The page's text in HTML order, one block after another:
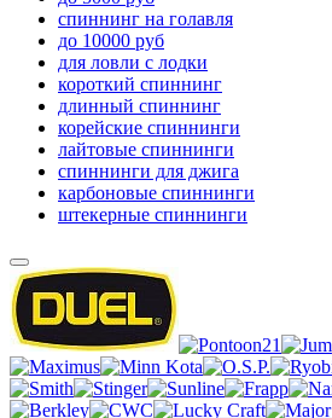
спиннинг на голавля
до 10000 руб
для ловли с лодки
короткий спиннинг
длинный спиннинг
корейские спиннинги
лайтовые спиннинги
спиннинги для джига
карбоновые спиннинги
штекерные спиннинги